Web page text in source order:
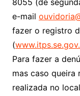
8055 (de
e-mail
fazer o registro
(
Para fazer a
mas caso queira
realizada no